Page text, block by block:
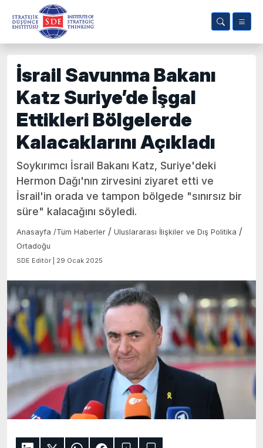
İsrail Savunma Bakanı
Katz Suriye’de İşgal
Ettikleri Bölgelerde
Kalacaklarını Açıkladı
Soykırımcı İsrail Bakanı Katz, Suriye'deki
Hermon Dağı'nın zirvesini ziyaret etti ve
İsrail'in orada ve tampon bölgede "sınırsız bir
süre" kalacağını söyledi.
Anasayfa /Tüm Haberler / Uluslararası İlişkiler ve Dış Politika /
Ortadoğu
SDE Editör | 29 Ocak 2025